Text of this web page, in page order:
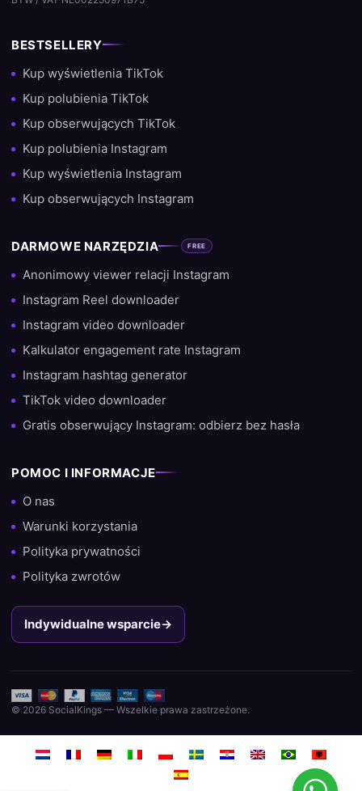
BESTSELLERY
Kup wyświetlenia TikTok
Kup polubienia TikTok
Kup obserwujących TikTok
Kup polubienia Instagram
Kup wyświetlenia Instagram
Kup obserwujących Instagram
DARMOWE NARZĘDZIA FREE
Anonimowy viewer relacji Instagram
Instagram Reel downloader
Instagram video downloader
Kalkulator engagement rate Instagram
Instagram hashtag generator
TikTok video downloader
Gratis obserwujący Instagram: odbierz bez hasła
POMOC I INFORMACJE
O nas
Warunki korzystania
Polityka prywatności
Polityka zwrotów
Indywidualne wsparcie→
© 2026 SocialKings — Wszelkie prawa zastrzeżone.